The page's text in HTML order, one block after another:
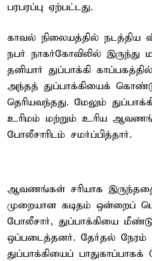
பரபரப்பு ஏற்பட்டது.
காவல் நிலையத்தில் நடத்திய
நபர் நாகர்கோவிலில் இருந்து
தனியார் துப்பாக்கி
அந்தத் துப்பாக்கியைக்
தெரியவந்தது. மேலும்
உரிமம் மற்றும் உரிய
போலீசாரிடம் சமர்ப்பித்தார்.
ஆவணங்கள் சரியாக
முறையான கடிதம் ஒன்றைப்
போலீசார், துப்பாக்கியை
ஒப்படைத்தனர். தேர்தல் நேரம்
துப்பாக்கியைப்